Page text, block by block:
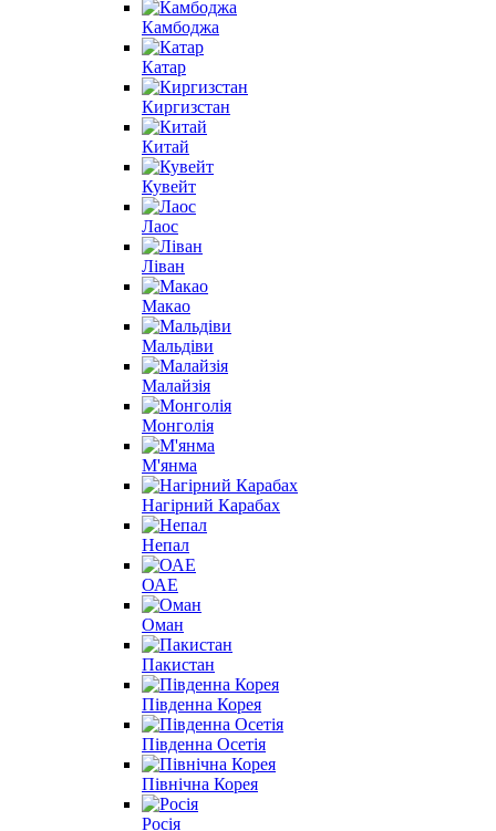
Камбоджа
Катар
Киргизстан
Китай
Кувейт
Лаос
Ліван
Макао
Мальдіви
Малайзія
Монголія
М'янма
Нагірний Карабах
Непал
ОАЕ
Оман
Пакистан
Південна Корея
Південна Осетія
Північна Корея
Росія